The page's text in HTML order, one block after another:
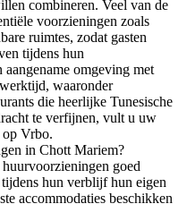
combineren. Veel van de
voorzieningen zoals
ruimtes, zodat gasten
tijdens hun
omgeving met
waaronder
die heerlijke Tunesische
te verfijnen, vult u uw
Vrbo.
in Chott Mariem?
goed
hun verblijf hun eigen
accommodaties beschikken